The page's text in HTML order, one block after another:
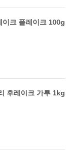
이크 플레이크 100g
후레이크 가루 1kg